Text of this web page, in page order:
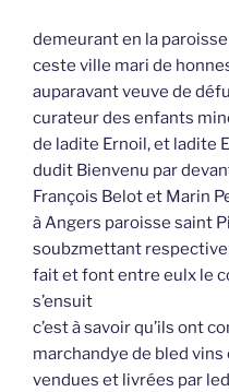
demeurant en la
ceste ville mari de
auparavant veuve de
curateur des enfants
de ladite Ernoil, et ladite
dudit Bienvenu par
François Belot et Marin
à Angers paroisse saint
soubzmettant
fait et font entre eulx le
s’ensuit
c’est à savoir qu’ils ont
marchandye de bled
vendues et livrées par